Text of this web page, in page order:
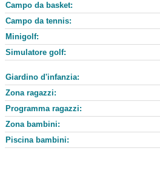
Campo da basket:
Campo da tennis:
Minigolf:
Simulatore golf:
Giardino d'infanzia:
Zona ragazzi:
Programma ragazzi:
Zona bambini:
Piscina bambini: